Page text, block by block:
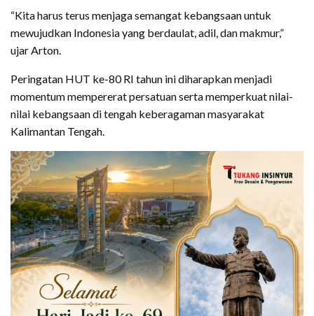
“Kita harus terus menjaga semangat kebangsaan untuk
mewujudkan Indonesia yang berdaulat, adil, dan makmur,”
ujar Arton.
Peringatan HUT ke-80 RI tahun ini diharapkan menjadi
momentum mempererat persatuan serta memperkuat nilai-
nilai kebangsaan di tengah keberagaman masyarakat
Kalimantan Tengah.